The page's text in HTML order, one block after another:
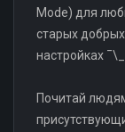
Mode) для
старых
настройках
Почитай